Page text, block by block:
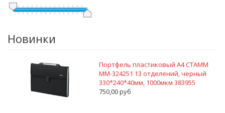
Новинки
Портфель пластиковый А4 СТАММ
ММ-324251 13 отделений, черный
330*240*40мм, 1000мкм 383955
750,00 руб